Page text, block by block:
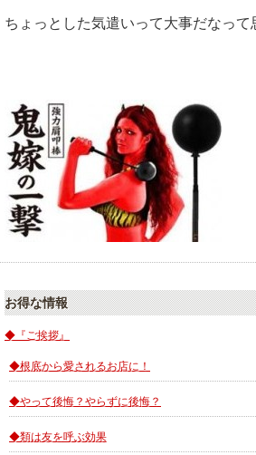
ちょっとした気遣いって大事だなって
お得な情報
◆『ご挨拶』
◆根底から愛されるお店に！
◆やって後悔？やらずに後悔？
◆類は友を呼ぶ効果